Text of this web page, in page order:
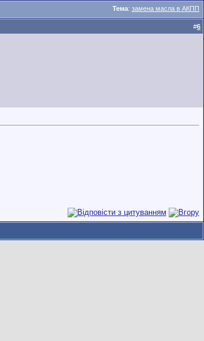
Тема: замена масла в АКПП
#6